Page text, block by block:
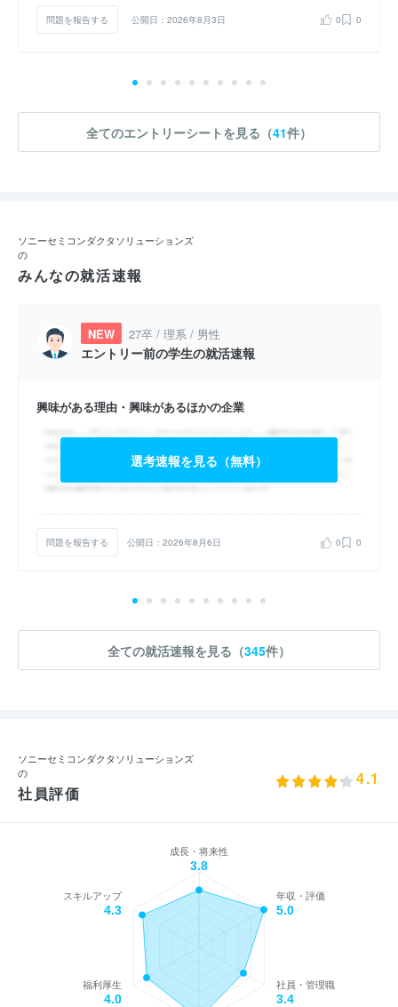
問題を報告する 公開日：2026年8月3日 0 0
全てのエントリーシートを見る（41件）
ソニーセミコンダクタソリューションズ
の
みんなの就活速報
NEW 27卒 / 理系 / 男性
エントリー前の学生の就活速報
興味がある理由・興味があるほかの企業
選考速報を見る（無料）
問題を報告する 公開日：2026年8月6日 0 0
全ての就活速報を見る（345件）
ソニーセミコンダクタソリューションズ
の
社員評価
4.1
成長・将来性
3.8
年収・評価
5.0
社員・管理職
3.4
福利厚生
4.0
スキルアップ
4.3